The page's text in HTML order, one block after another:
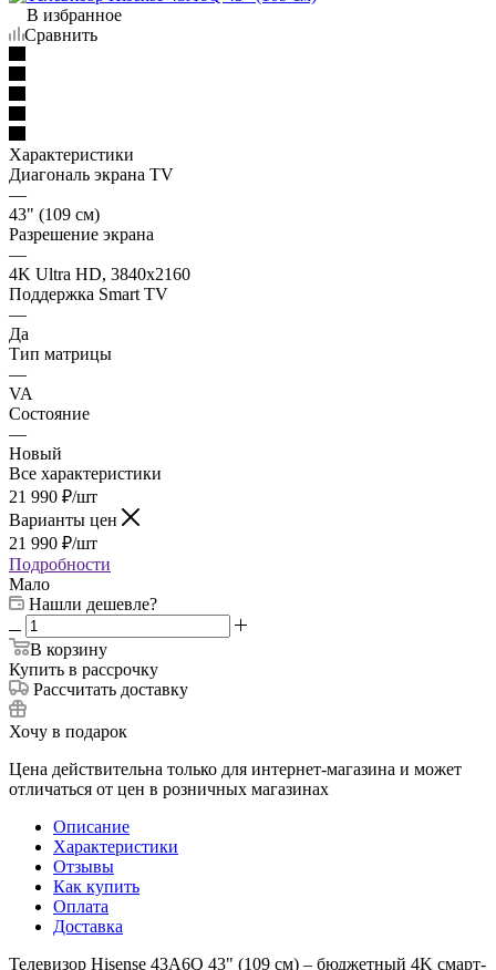
В избранное
Сравнить
Характеристики
Диагональ экрана TV
—
43" (109 см)
Разрешение экрана
—
4K Ultra HD, 3840x2160
Поддержка Smart TV
—
Да
Тип матрицы
—
VA
Состояние
—
Новый
Все характеристики
21 990 ₽/шт
Варианты цен
21 990 ₽/шт
Подробности
Мало
Нашли дешевле?
В корзину
Купить в рассрочку
Рассчитать доставку
Хочу в подарок
Цена действительна только для интернет-магазина и может
отличаться от цен в розничных магазинах
Описание
Характеристики
Отзывы
Как купить
Оплата
Доставка
Телевизор Hisense 43A6Q 43" (109 см) – бюджетный 4K смарт-